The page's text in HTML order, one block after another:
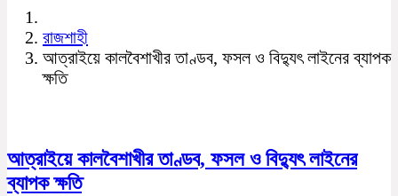
রাজশাহী
আত্রাইয়ে কালবৈশাখীর তাণ্ডব, ফসল ও বিদ্যুৎ লাইনের ব্যাপক
ক্ষতি
আত্রাইয়ে কালবৈশাখীর তাণ্ডব, ফসল ও বিদ্যুৎ লাইনের
ব্যাপক ক্ষতি